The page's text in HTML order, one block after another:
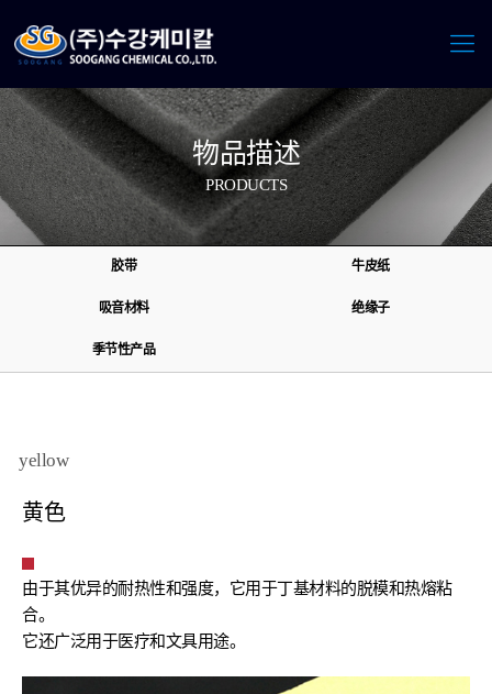
物品描述
PRODUCTS
胶带 牛皮纸
吸音材料 绝缘子
季节性产品
yellow
黄色
由于其优异的耐热性和强度，它用于丁基材料的脱模和热熔粘
合。
它还广泛用于医疗和文具用途。